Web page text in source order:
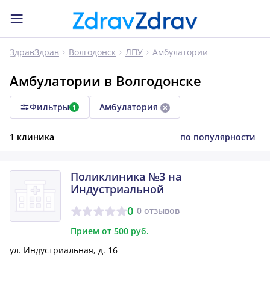
ЗдравЗдрав Волгодонск ЛПУ Амбулатории
Амбулатории в Волгодонске
Фильтры 1 Амбулатория
1 клиника по популярности
Поликлиника №3 на
Индустриальной
0 0 отзывов
Прием от 500 руб.
ул. Индустриальная, д. 16